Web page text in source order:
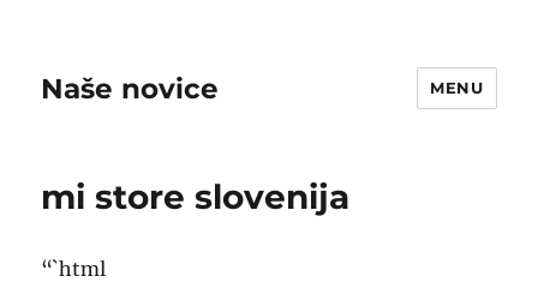
Naše novice MENU
mi store slovenija
“`html